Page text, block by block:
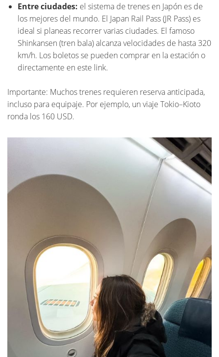
Entre ciudades: el sistema de trenes en Japón es de
los mejores del mundo. El Japan Rail Pass (JR Pass) es
ideal si planeas recorrer varias ciudades. El famoso
Shinkansen (tren bala) alcanza velocidades de hasta 320
km/h. Los boletos se pueden comprar en la estación o
directamente en este link.
Importante: Muchos trenes requieren reserva anticipada,
incluso para equipaje. Por ejemplo, un viaje Tokio–Kioto
ronda los 160 USD.